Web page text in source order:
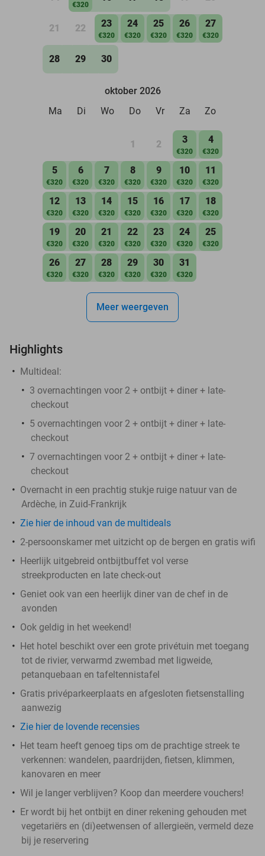
€320
21 22 23
€320
24
€320
25
€320
26
€320
27
€320
28 29 30
oktober 2026
Ma
Di Wo Do Vr Za Zo
1 2 3
€320
4
€320
5
€320
6
€320
7
€320
8
€320
9
€320
10
€320
11
€320
12
€320
13
€320
14
€320
15
€320
16
€320
17
€320
18
€320
19
€320
20
€320
21
€320
22
€320
23
€320
24
€320
25
€320
26
€320
27
€320
28
€320
29
€320
30
€320
31
€320
Meer weergeven
Highlights
Multideal:
3 overnachtingen voor 2 + ontbijt + diner + late-
checkout
5 overnachtingen voor 2 + ontbijt + diner + late-
checkout
7 overnachtingen voor 2 + ontbijt + diner + late-
checkout
Overnacht in een prachtig stukje ruige natuur van de
Ardèche, in Zuid-Frankrijk
Zie hier de inhoud van de multideals
2-persoonskamer met uitzicht op de bergen en gratis wifi
Heerlijk uitgebreid ontbijtbuffet vol verse
streekproducten en late check-out
Geniet ook van een heerlijk diner van de chef in de
avonden
Ook geldig in het weekend!
Het hotel beschikt over een grote privétuin met toegang
tot de rivier, verwarmd zwembad met ligweide,
petanquebaan en tafeltennistafel
Gratis privéparkeerplaats en afgesloten fietsenstalling
aanwezig
Zie hier de lovende recensies
Het team heeft genoeg tips om de prachtige streek te
verkennen: wandelen, paardrijden, fietsen, klimmen,
kanovaren en meer
Wil je langer verblijven? Koop dan meerdere vouchers!
Er wordt bij het ontbijt en diner rekening gehouden met
vegetariërs en (di)eetwensen of allergieën, vermeld deze
bij je reservering